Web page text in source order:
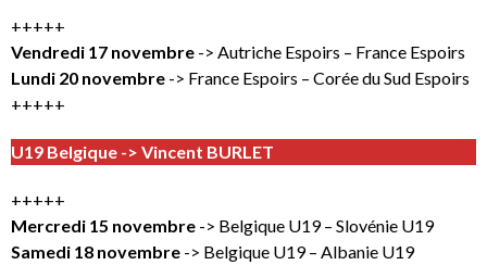
+++++
Vendredi 17 novembre -> Autriche Espoirs – France Espoirs
Lundi 20 novembre -> France Espoirs – Corée du Sud Espoirs
+++++
U19 Belgique -> Vincent BURLET
+++++
Mercredi 15 novembre -> Belgique U19 – Slovénie U19
Samedi 18 novembre -> Belgique U19 – Albanie U19